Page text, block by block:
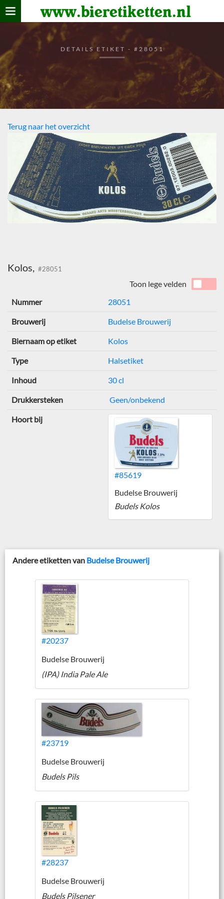
www.bieretiketten.nl
Home
verzamelen
De bierkaart
Bezoekers
DETAILS ETIKET - #28051
Terug naar het overzicht
Kolos, #28051
Toon lege velden
Nummer
28051
Brouwerij Budelse Brouwerij
Biernaam op etiket Kolos
Type Halsetiket
Inhoud 30 cl
Drukkersteken Geen/onbekend
Hoort bij
#85619
Budelse Brouwerij
Budels Kolos
Andere etiketten van Budelse Brouwerij
#20237
Budelse Brouwerij
(IPA) India Pale Ale
#23719
Budelse Brouwerij
Budels Pils
#28237
Budelse Brouwerij
Budels Pilsener